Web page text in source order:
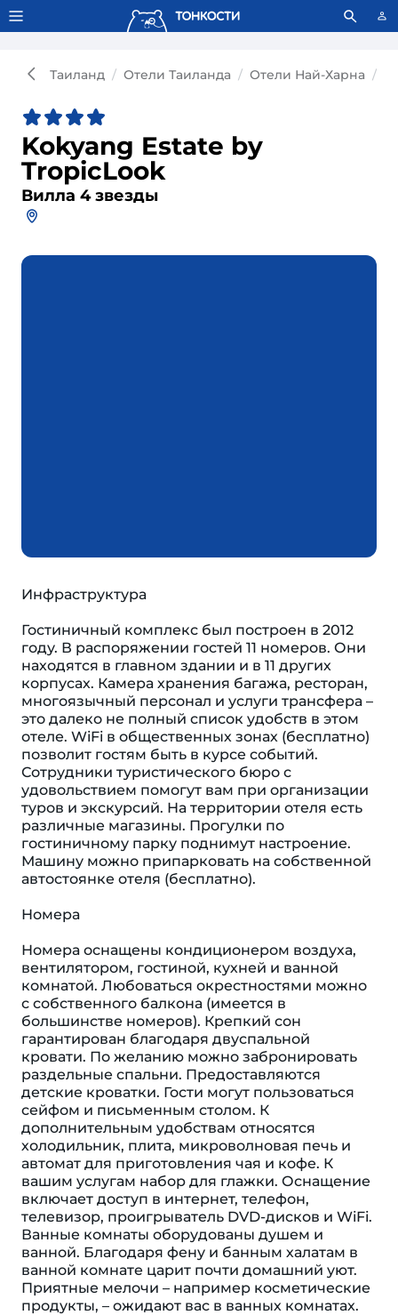
Тонкости используют сookie-файлы. Что это значит?
Таиланд Отели Таиланда Отели Най-Харна
Kokyang Estate by
TropicLook
Вилла 4 звезды
Инфраструктура
Гостиничный комплекс был построен в 2012
году. В распоряжении гостей 11 номеров. Они
находятся в главном здании и в 11 других
корпусах. Камера хранения багажа, ресторан,
многоязычный персонал и услуги трансфера –
это далеко не полный список удобств в этом
отеле. WiFi в общественных зонах (бесплатно)
позволит гостям быть в курсе событий.
Сотрудники туристического бюро с
удовольствием помогут вам при организации
туров и экскурсий. На территории отеля есть
различные магазины. Прогулки по
гостиничному парку поднимут настроение.
Машину можно припарковать на собственной
автостоянке отеля (бесплатно).
Номера
Номера оснащены кондиционером воздуха,
вентилятором, гостиной, кухней и ванной
комнатой. Любоваться окрестностями можно
с собственного балкона (имеется в
большинстве номеров). Крепкий сон
гарантирован благодаря двуспальной
кровати. По желанию можно забронировать
раздельные спальни. Предоставляются
детские кроватки. Гости могут пользоваться
сейфом и письменным столом. К
дополнительным удобствам относятся
холодильник, плита, микроволновая печь и
автомат для приготовления чая и кофе. К
вашим услугам набор для глажки. Оснащение
включает доступ в интернет, телефон,
телевизор, проигрыватель DVD-дисков и WiFi.
Ванные комнаты оборудованы душем и
ванной. Благодаря фену и банным халатам в
ванной комнате царит почти домашний уют.
Приятные мелочи – например косметические
продукты, – ожидают вас в ванных комнатах.